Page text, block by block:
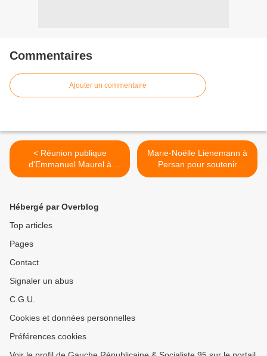
Commentaires
Ajouter un commentaire
< Réunion publique
d'Emmanuel Maurel à
Bernes-sur-Oise avec
Marie-Noëlle Lienemann à
Persan pour soutenir
Emmanuel Maurel et
Hébergé par Overblog
Top articles
Pages
Contact
Signaler un abus
C.G.U.
Cookies et données personnelles
Préférences cookies